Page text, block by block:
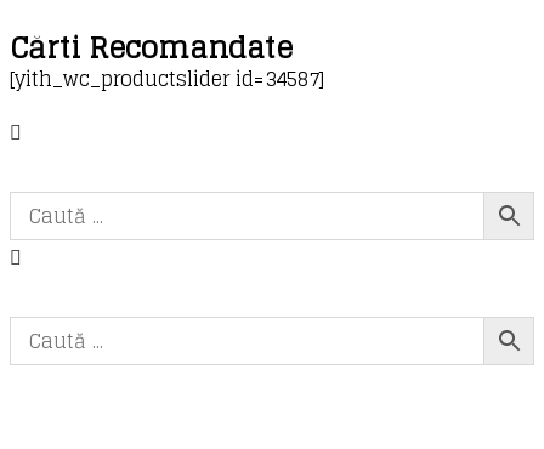
Cărti Recomandate
[yith_wc_productslider id=34587]